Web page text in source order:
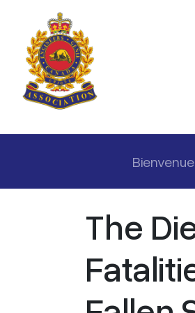
Passer au contenu principal
Bienvenue
The